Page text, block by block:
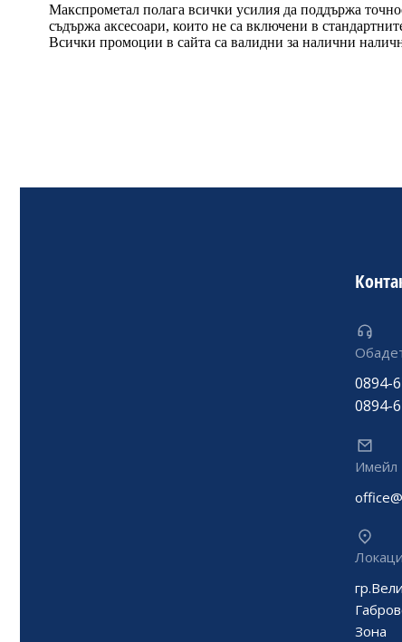
Макспрометал полага всички усилия да поддържа
съдържа аксесоари, които не са включени в
Всички промоции в сайта са валидни за налични
0894 -
0894-
Имейл
Зона